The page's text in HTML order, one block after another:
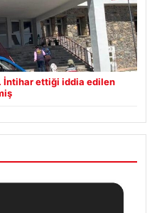
İntihar ettiği iddia edilen